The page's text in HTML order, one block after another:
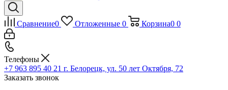
Сравнение0 Отложенные 0 Корзина0 0
Телефоны
+7 963 895 40 21 г. Белорецк, ул. 50 лет Октября, 72
Заказать звонок